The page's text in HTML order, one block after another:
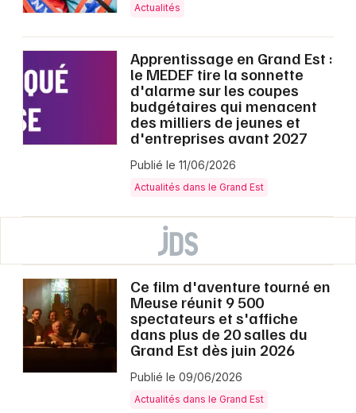
Actualités
Apprentissage en Grand Est :
le MEDEF tire la sonnette
d'alarme sur les coupes
budgétaires qui menacent
des milliers de jeunes et
d'entreprises avant 2027
Publié le 11/06/2026
Actualités dans le Grand Est
Ce film d'aventure tourné en
Meuse réunit 9 500
spectateurs et s'affiche
dans plus de 20 salles du
Grand Est dès juin 2026
Publié le 09/06/2026
Actualités dans le Grand Est